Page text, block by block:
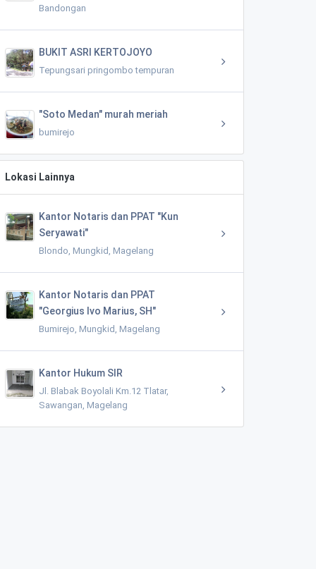
Bandongan
BUKIT ASRI KERTOJOYO
Tepungsari pringombo tempuran
"Soto Medan" murah meriah
bumirejo
Lokasi Lainnya
Kantor Notaris dan PPAT "Kun
Seryawati"
Blondo, Mungkid, Magelang
Kantor Notaris dan PPAT
"Georgius Ivo Marius, SH"
Bumirejo, Mungkid, Magelang
Kantor Hukum SIR
Jl. Blabak Boyolali Km.12 Tlatar,
Sawangan, Magelang